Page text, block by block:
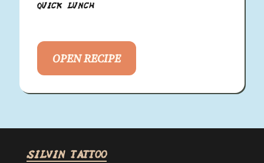
Quick lunch
OPEN RECIPE
SILVIN TATTOO